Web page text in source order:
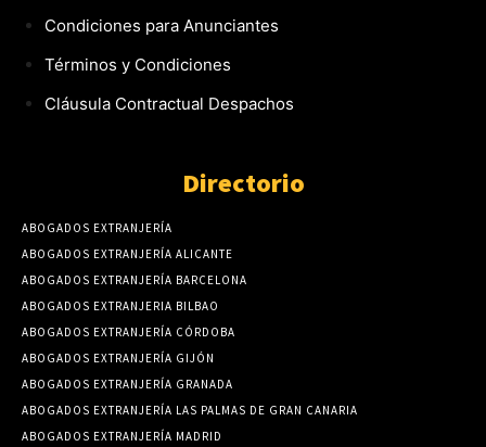
Condiciones para Anunciantes
Términos y Condiciones
Cláusula Contractual Despachos
Directorio
ABOGADOS EXTRANJERÍA
ABOGADOS EXTRANJERÍA ALICANTE
ABOGADOS EXTRANJERÍA BARCELONA
ABOGADOS EXTRANJERIA BILBAO
ABOGADOS EXTRANJERÍA CÓRDOBA
ABOGADOS EXTRANJERÍA GIJÓN
ABOGADOS EXTRANJERÍA GRANADA
ABOGADOS EXTRANJERÍA LAS PALMAS DE GRAN CANARIA
ABOGADOS EXTRANJERÍA MADRID